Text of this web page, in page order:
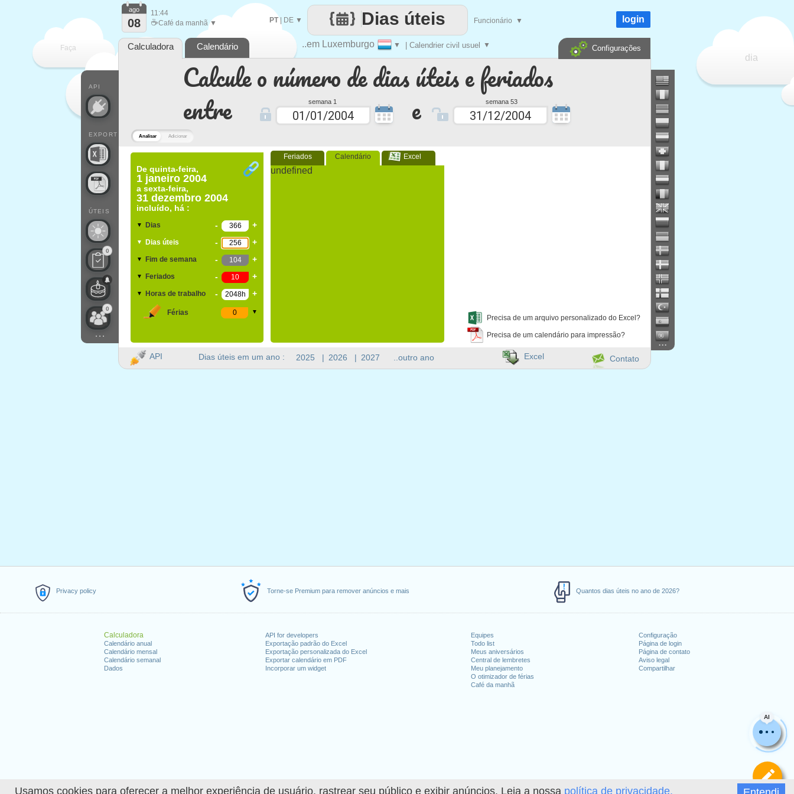
Usamos cookies para oferecer a melhor experiência de usuário, rastrear seu público e exibir anúncios. Leia a nossa política de privacidade.
Privacy policy Torne-se Premium para remover anúncios e mais Quantos dias úteis no ano de 2026?
Calculadora
Calendário anual
Calendário mensal
Calendário semanal
Dados
API for developers
Exportação padrão do Excel
Exportação personalizada do Excel
Exportar calendário em PDF
Incorporar um widget
Equipes
Todo list
Meus aniversários
Central de lembretes
Meu planejamento
O otimizador de férias
Café da manhã
Configuração
Página de login
Página de contato
Aviso legal
Compartilhar
Analisar Adicionar
Calcule o número de dias úteis e feriados
entre
semana 1 e semana 53
De quinta-feira,
1 janeiro 2004
a sexta-feira,
31 dezembro 2004
incluído, há :
▼ Dias - +
▼ Dias úteis - +
▼ Fim de semana - +
▼ Feriados - +
▼ Horas de trabalho - +
Férias ▼
Feriados Calendário Excel
undefined
Precisa de um arquivo personalizado do Excel?
Precisa de um calendário para impressão?
AI
Faça
dia
..em Luxemburgo ▼ | Calendrier civil usuel ▼
Dias úteis
PT| DE ▼ Funcionário ▼
API
EXPORT
ÚTEIS
0
0
...
ago
08
11:44
☕Café da manhã ▼ login
Calculadora Calendário Configurações
Dias úteis em um ano : 2025 | 2026 | 2027 ..outro ano
...
API Contato
Excel